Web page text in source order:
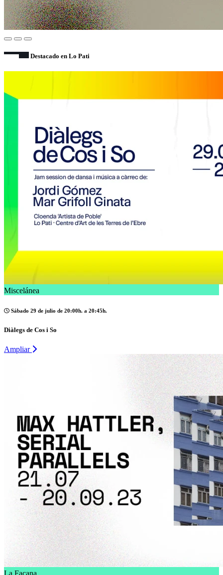
Destacado en Lo Pati
Miscelánea
Sábado 29 de julio de 20:00h. a 20:45h.
Diàlegs de Cos i So
Ampliar